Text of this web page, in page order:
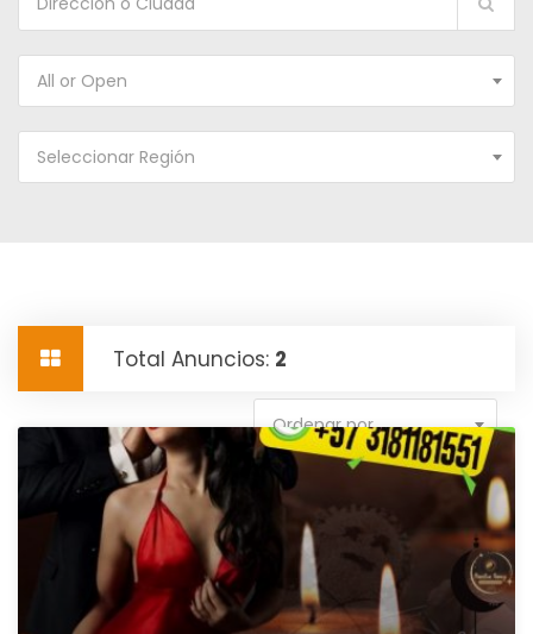
All or Open
Seleccionar Región
Total Anuncios: 2
Ordenar por